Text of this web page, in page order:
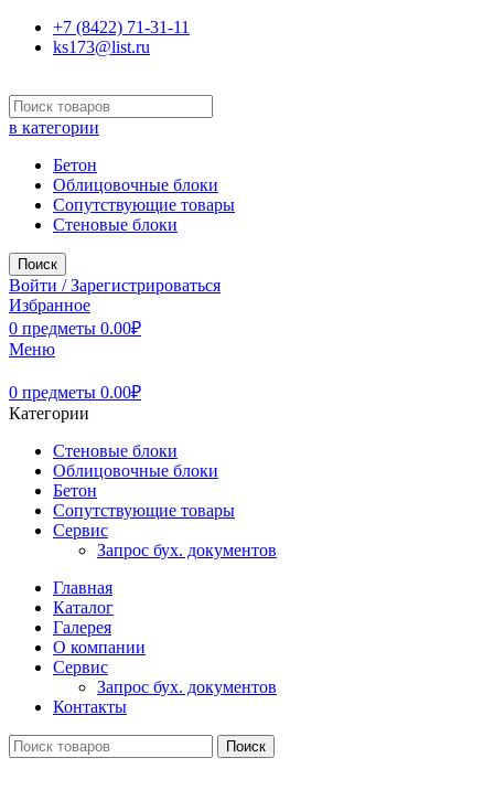
+7 (8422) 71-31-11
ks173@list.ru
в категории
Бетон
Облицовочные блоки
Сопутствующие товары
Стеновые блоки
Поиск
Войти / Зарегистрироваться
Избранное
0 предметы 0.00₽
Меню
0 предметы 0.00₽
Категории
Стеновые блоки
Облицовочные блоки
Бетон
Сопутствующие товары
Сервис
Запрос бух. документов
Главная
Каталог
Галерея
О компании
Сервис
Запрос бух. документов
Контакты
Поиск